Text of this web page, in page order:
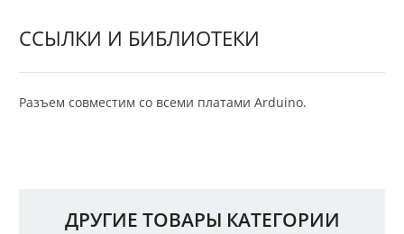
ССЫЛКИ И БИБЛИОТЕКИ
Разъем совместим со всеми платами Arduino.
ДРУГИЕ ТОВАРЫ КАТЕГОРИИ